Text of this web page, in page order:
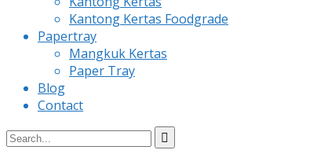
Kantong Kertas Foodgrade
Papertray
Mangkuk Kertas
Paper Tray
Blog
Contact